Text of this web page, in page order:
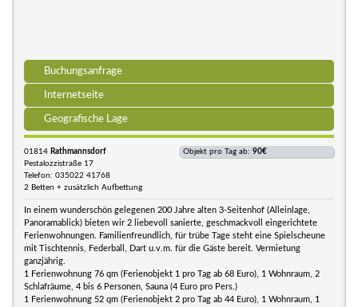
Buchungsanfrage
Internetseite
Geografische Lage
01814 Rathmannsdorf
Pestalozzistraße 17
Telefon: 035022 41768
2 Betten + zusätzlich Aufbettung
Objekt pro Tag ab: 90€
In einem wunderschön gelegenen 200 Jahre alten 3-Seitenhof (Alleinlage,
Panoramablick) bieten wir 2 liebevoll sanierte, geschmackvoll eingerichtete
Ferienwohnungen. Familienfreundlich, für trübe Tage steht eine Spielscheune
mit Tischtennis, Federball, Dart u.v.m. für die Gäste bereit. Vermietung
ganzjährig.
1 Ferienwohnung 76 qm (Ferienobjekt 1 pro Tag ab 68 Euro), 1 Wohnraum, 2
Schlafräume, 4 bis 6 Personen, Sauna (4 Euro pro Pers.)
1 Ferienwohnung 52 qm (Ferienobjekt 2 pro Tag ab 44 Euro), 1 Wohnraum, 1